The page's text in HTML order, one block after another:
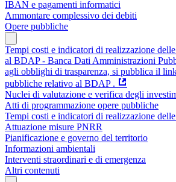
IBAN e pagamenti informatici
Ammontare complessivo dei debiti
Opere pubbliche
Tempi costi e indicatori di realizzazione
al BDAP - Banca Dati Amministrazioni
agli obblighi di trasparenza, si pubblica il
pubbliche relativo al BDAP .
Nuclei di valutazione e verifica degli
Atti di programmazione opere pubbliche
Tempi costi e indicatori di realizzazione
Attuazione misure PNRR
Pianificazione e governo del territorio
Informazioni ambientali
Interventi straordinari e di emergenza
Altri contenuti